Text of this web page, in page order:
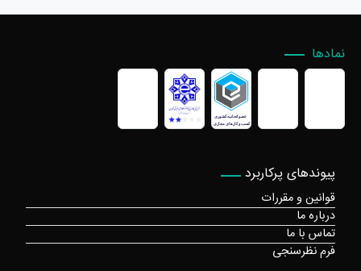
پیوندهای پرکاربرد
قوانین و مقررات
درباره ما
تماس با ما
فرم نظرسنجی
نمادها